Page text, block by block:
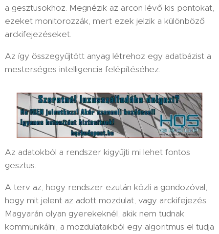
a gesztusokhoz. Megnézik az arcon lévő kis pontokat,
ezeket monitorozzák, mert ezek jelzik a különböző
arckifejezéseket.
Az így összegyűjtött anyag létrehoz egy adatbázist a
mesterséges intelligencia felépítéséhez.
Az adatokból a rendszer kigyűjti mi lehet fontos
gesztus.
A terv az, hogy rendszer ezután közli a gondozóval,
hogy mit jelent az adott mozdulat, vagy arckifejezés.
Magyarán olyan gyerekeknél, akik nem tudnak
kommunikálni, a mozdulataikból egy algoritmus el tudja